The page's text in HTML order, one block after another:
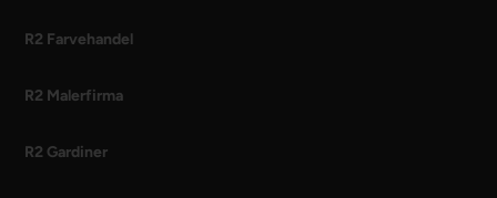
R2 Farvehandel
R2 Malerfirma
R2 Gardiner